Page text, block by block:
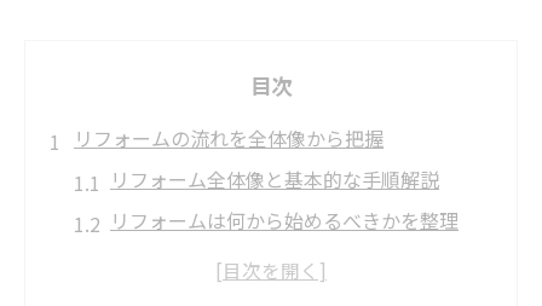
目次
リフォームの流れを全体像から把握
リフォーム全体像と基本的な手順解説
リフォームは何から始めるべきかを整理
リフォーム流れと期間の目安と注意点